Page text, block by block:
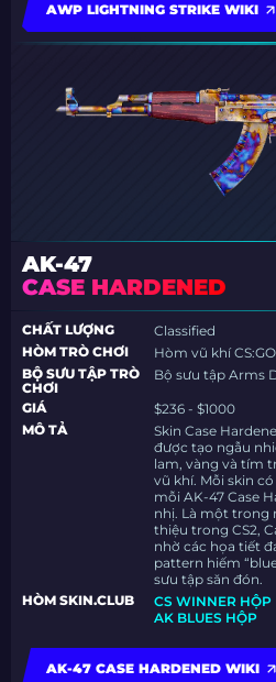
AWP LIGHTNING STRIKE WIKI
AK-47
CASE HARDENED
CHẤT LƯỢNG
Classified
HÒM TRÒ CHƠI
Hòm vũ khí CS:GO
BỘ SƯU TẬP TRÒ
CHƠI
Bộ sưu tập Arms
GIÁ
$236 - $1000
MÔ TẢ
Skin Case
được tạo ngẫu
lam, vàng và tím
vũ khí. Mỗi skin
mỗi AK-47 Case
nhị. Là một trong
thiệu trong CS2,
nhờ các họa tiết
pattern hiếm
sưu tập săn đón.
HÒM SKIN.CLUB
CS WINNER HỘP
AK BLUES HỘP
AK-47 CASE HARDENED WIKI